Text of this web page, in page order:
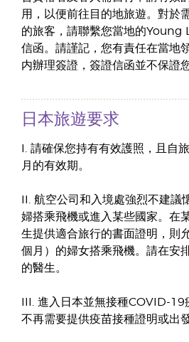
用，以便前往目的地旅遊。對於
的旅客，請聯繫您當地的Young
信函。請謹記，您有責任在當地
内辦理簽證，簽證信函並不保證
日本旅遊要求
I. 請確保您持有有效護照，且自
月的有效期。
II. 航空公司和入境處強烈不建議
婦搭乘飛機或進入某些國家。在
生提供適合旅行的書面證明，則
個月）的婦女搭乘飛機。請在安
的醫生。
III. 進入日本並無接種COVID-
不再需要提供疫苗接種證明或出